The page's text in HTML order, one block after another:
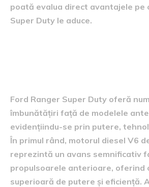
poată evalua direct avantajele pe
Super Duty le aduce.
Ford Ranger Super Duty oferă
îmbunătățiri față de modelele
evidențiindu-se prin putere,
În primul rând, motorul diesel V6
reprezintă un avans semnificativ
propulsoarele anterioare, oferind
superioară de putere și eficiență.